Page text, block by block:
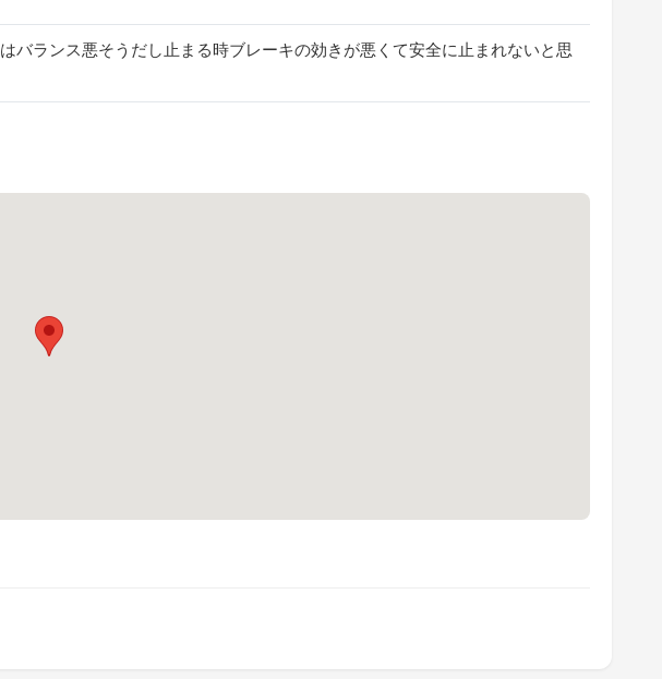
バランス悪そうだし止まる時ブレーキの効きが悪くて安全に止まれないと思